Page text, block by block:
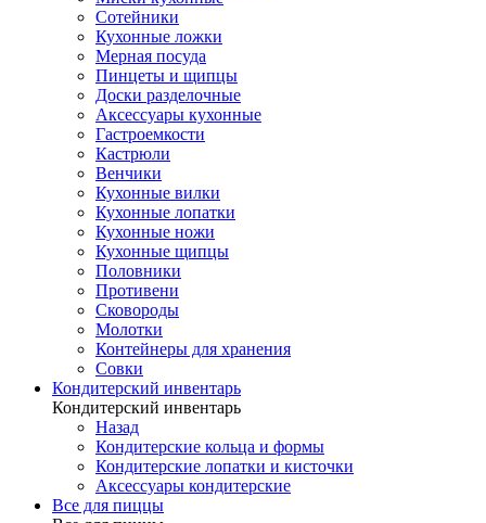
Сотейники
Кухонные ложки
Мерная посуда
Пинцеты и щипцы
Доски разделочные
Аксессуары кухонные
Гастроемкости
Кастрюли
Венчики
Кухонные вилки
Кухонные лопатки
Кухонные ножи
Кухонные щипцы
Половники
Противени
Сковороды
Молотки
Контейнеры для хранения
Совки
Кондитерский инвентарь
Кондитерский инвентарь
Назад
Кондитерские кольца и формы
Кондитерские лопатки и кисточки
Аксессуары кондитерские
Все для пиццы